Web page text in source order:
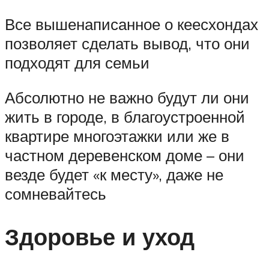
Все вышенаписанное о кеесхондах
позволяет сделать вывод, что они
подходят для семьи
Абсолютно не важно будут ли они
жить в городе, в благоустроенной
квартире многоэтажки или же в
частном деревенском доме – они
везде будет «к месту», даже не
сомневайтесь
Здоровье и уход